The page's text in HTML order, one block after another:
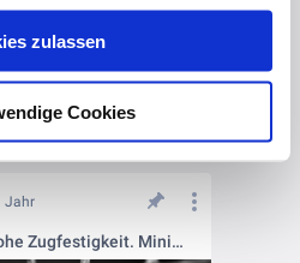
Sie Informationen zum
.
zulassen
Cookies
Jahr
Korrosionsfrei. Hohe Zugfestigkeit. Minimale Betonüberdeckung - das kann unser #solidianGRID!